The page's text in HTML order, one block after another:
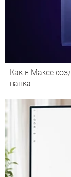
Как в Максе
папка